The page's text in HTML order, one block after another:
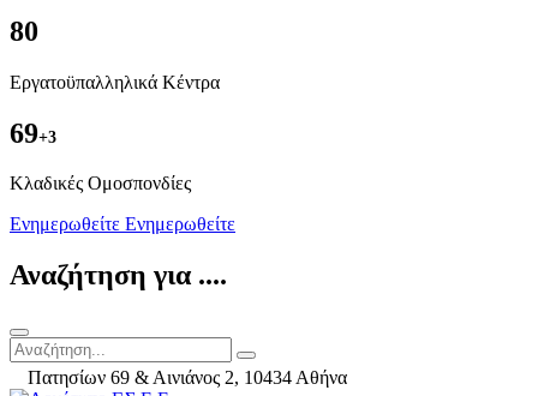
80
Εργατοϋπαλληλικά Κέντρα
69+3
Kλαδικές Ομοσπονδίες
Ενημερωθείτε Ενημερωθείτε
Αναζήτηση για ....
Πατησίων 69 & Αινιάνος 2, 10434 Αθήνα